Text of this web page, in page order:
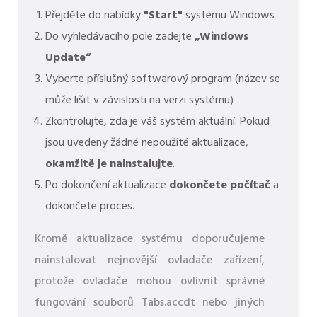
Přejděte do nabídky"Start"systému Windows
Do vyhledávacího pole zadejte„Windows
Update“
Vyberte příslušný softwarový program (název se
může lišit v závislosti na verzi systému)
Zkontrolujte, zda je váš systém aktuální. Pokud
jsou uvedeny žádné nepoužité aktualizace,
okamžitě je nainstalujte.
Po dokončení aktualizace dokončete počítača
dokončete proces.
Kromě aktualizace systému doporučujeme
nainstalovat nejnovější ovladače zařízení,
protože ovladače mohou ovlivnit správné
fungování souborů Tabs.accdt nebo jiných